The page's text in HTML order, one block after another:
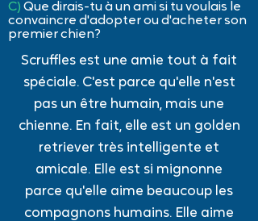
C) Que dirais-tu à un ami si tu voulais le
convaincre d'adopter ou d'acheter son
premierchien?
Scruffles est une amie tout à fait
spéciale. C'est parce qu'elle n'est
pas un être humain, mais une
chienne. En fait, elle est un golden
retriever très intelligente et
amicale. Elle est si mignonne
parce qu'elle aime beaucoup les
compagnons humains. Elle aime